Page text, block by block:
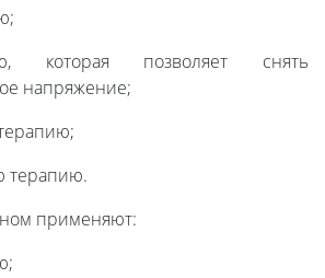
которая позволяет снять
напряжение;
терапию.
применяют: